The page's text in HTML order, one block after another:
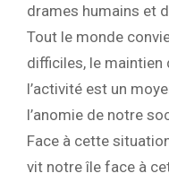
drames humains et
Tout le monde
difficiles, le maintien
l’activité est un
l’anomie de notre
Face à cette
vit notre île face à